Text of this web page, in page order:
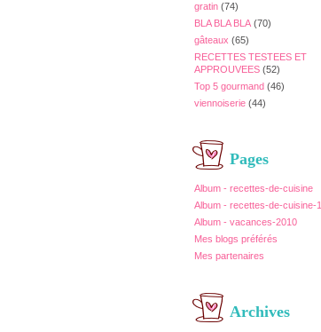
gratin (74)
BLA BLA BLA (70)
gâteaux (65)
RECETTES TESTEES ET
APPROUVEES (52)
Top 5 gourmand (46)
viennoiserie (44)
Pages
Album - recettes-de-cuisine
Album - recettes-de-cuisine-1
Album - vacances-2010
Mes blogs préférés
Mes partenaires
Archives